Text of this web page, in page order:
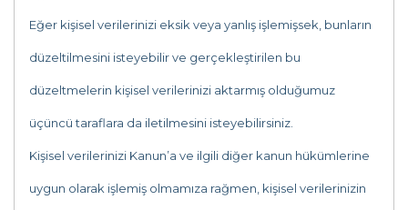
Eğer kişisel verilerinizi eksik veya yanlış işlemişsek, bunların
düzeltilmesini isteyebilir ve gerçekleştirilen bu
düzeltmelerin kişisel verilerinizi aktarmış olduğumuz
üçüncü taraflara da iletilmesini isteyebilirsiniz.
Kişisel verilerinizi Kanun’a ve ilgili diğer kanun hükümlerine
uygun olarak işlemiş olmamıza rağmen, kişisel verilerinizin